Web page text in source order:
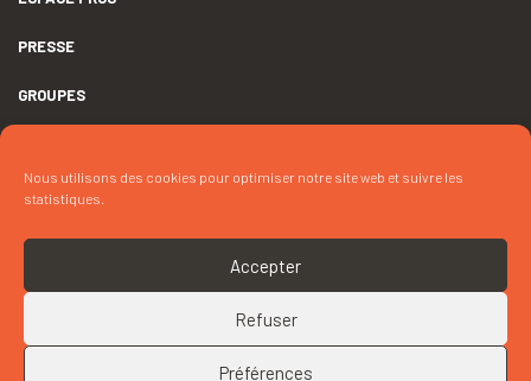
Nous utilisons des cookies pour optimiser notre site web et suivre les
statistiques.
Accepter
Refuser
Préférences
CONTACTEZ « LA BULLE DE CLOTILDE »
PRESSE
GROUPES
DÉCLARATION D’ACCESSIBILITÉ
CRÉDITS
COOKIES
RETOUR EN HAUT